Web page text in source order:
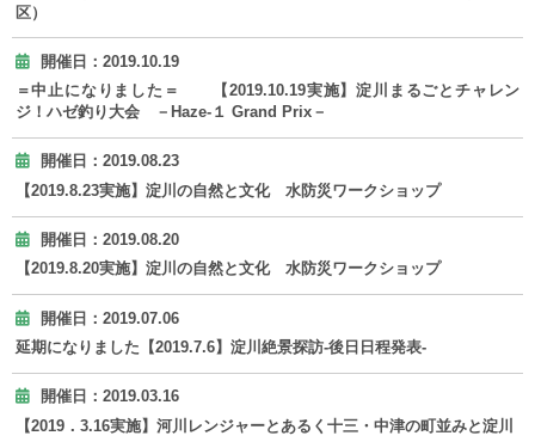
区）
開催日：2019.10.19
＝中止になりました＝ 【2019.10.19実施】淀川まるごとチャレン
ジ！ハゼ釣り大会 －Haze-１ Grand Prix－
開催日：2019.08.23
【2019.8.23実施】淀川の自然と文化 水防災ワークショップ
開催日：2019.08.20
【2019.8.20実施】淀川の自然と文化 水防災ワークショップ
開催日：2019.07.06
延期になりました【2019.7.6】淀川絶景探訪-後日日程発表-
開催日：2019.03.16
【2019．3.16実施】河川レンジャーとあるく十三・中津の町並みと淀川